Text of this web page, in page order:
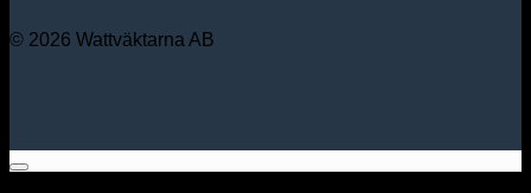
© 2026 Wattväktarna AB